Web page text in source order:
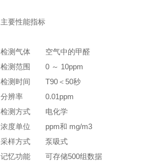
主要性能指标
检测气体
空气中的甲醛
检测范围
0 ～ 10ppm
检测时间
T90＜50秒
分辨率
0.01ppm
检测方式
电化学
浓度单位
ppm和 mg/m3
采样方式
泵吸式
记忆功能
可存储500组数据